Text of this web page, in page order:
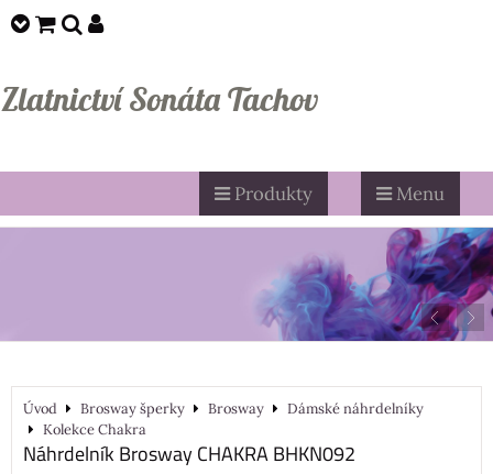
Zlatnictví Sonáta Tachov
Produkty Menu
Úvod Brosway šperky Brosway
Dámské náhrdelníky
Kolekce Chakra
Náhrdelník Brosway CHAKRA BHKN092